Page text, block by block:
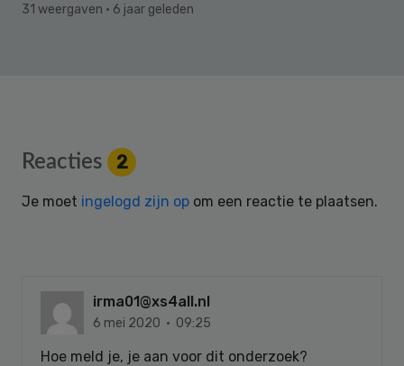
31 weergaven · 6 jaar geleden
Reader
Interactions
Reacties 2
Je moet ingelogd zijn op om een reactie te plaatsen.
irma01@xs4all.nl
6 mei 2020 · 09:25
Hoe meld je, je aan voor dit onderzoek?